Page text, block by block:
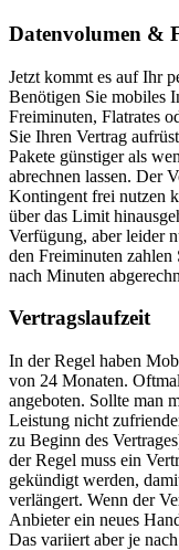
Datenvolumen &
Jetzt kommt es auf Ihr
Benötigen Sie mobiles
Freiminuten, Flatrates
Sie Ihren Vertrag
Pakete günstiger als
abrechnen lassen. Der
Kontingent frei nutzen
über das Limit
Verfügung, aber leider
den Freiminuten zahlen
nach Minuten
Vertragslaufzeit
In der Regel haben
von 24 Monaten.
angeboten. Sollte man
Leistung nicht
zu Beginn des
der Regel muss ein
gekündigt werden,
verlängert. Wenn der
Anbieter ein neues
Das variiert aber je